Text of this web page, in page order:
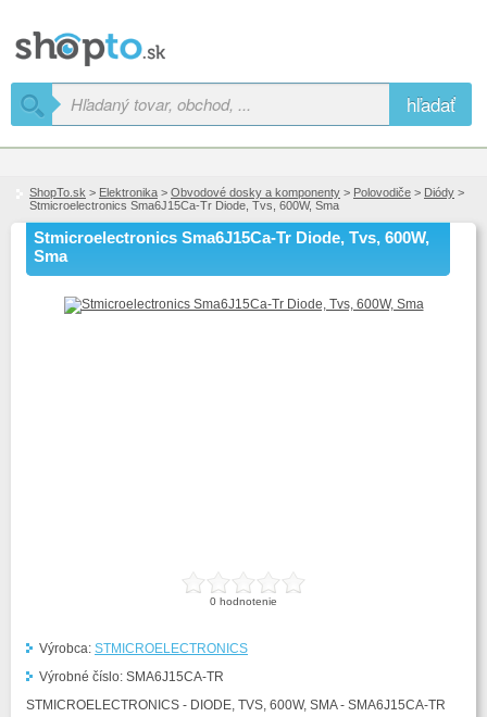
hľadať
ShopTo.sk > Elektronika > Obvodové dosky a komponenty > Polovodiče > Diódy >
Stmicroelectronics Sma6J15Ca-Tr Diode, Tvs, 600W, Sma
Stmicroelectronics Sma6J15Ca-Tr Diode, Tvs, 600W,
Sma
0 hodnotenie
Výrobca: STMICROELECTRONICS
Výrobné číslo: SMA6J15CA-TR
STMICROELECTRONICS - DIODE, TVS, 600W, SMA - SMA6J15CA-TR